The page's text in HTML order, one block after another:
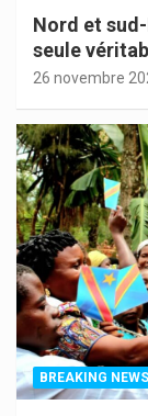
Nord et
seule
26 novembre
BREAKING NEWS